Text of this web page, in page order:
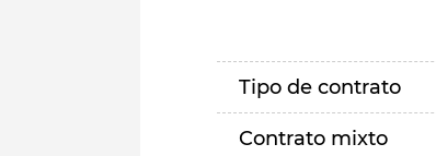
Tipo de contrato
Contrato mixto